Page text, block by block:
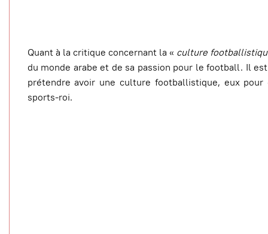
Quant à la critique concernant la « culture
du monde arabe et de sa passion pour le football. Il
prétendre avoir une culture footballistique, eux
sports-roi.